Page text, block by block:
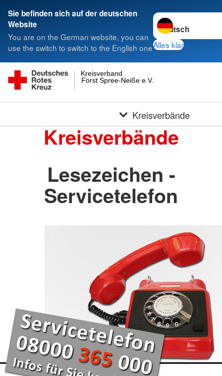
Sie befinden sich auf der deutschen
Website
You are on the German website, you can
use the switch to switch to the English one
Sprache wechseln
Alles klar
Forst Spree-Neiße e.V.
Kreisverband
Kreisverbände
Kreisverbände
Lesezeichen -
Servicetelefon